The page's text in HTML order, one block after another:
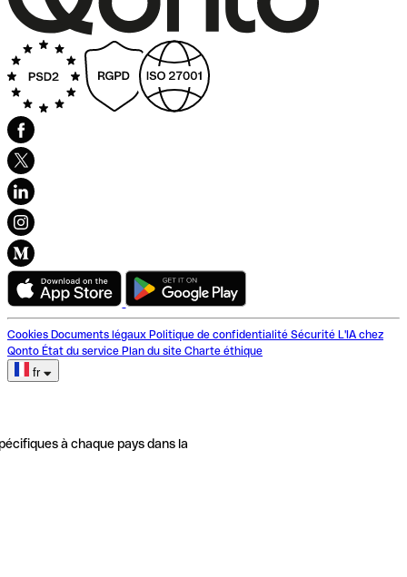
Cookies Documents légaux Politique de confidentialité Sécurité L'IA chez
Qonto État du service Plan du site Charte éthique
fr
à chaque pays dans la